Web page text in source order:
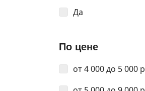
Да
По цене
от 4 000 до 5 000 р